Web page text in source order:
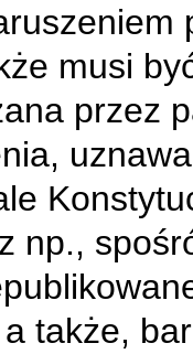
musi
przez
np.,
a także,